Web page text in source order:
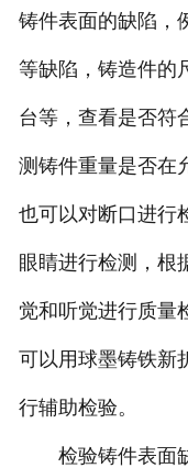
铸件表面的缺陷，
等缺陷，铸造件的
台等，查看是否符
测铸件重量是否在
也可以对断口进行
眼睛进行检测，根
觉和听觉进行质量
可以用球墨铸铁新
行辅助检验。
检验铸件表面缺